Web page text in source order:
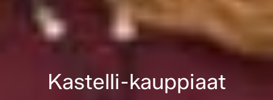
Kastelli-kauppiaat